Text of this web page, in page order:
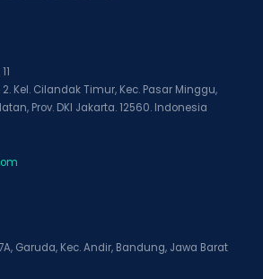
Kel. Cilandak Timur, Kec. Pasar Minggu,
Prov. DKI Jakarta. 12560. Indonesia
Garuda, Kec. Andir, Bandung, Jawa Barat